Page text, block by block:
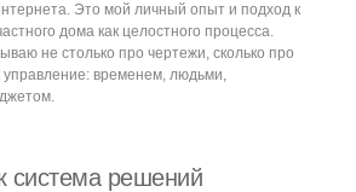
система решений
Это мой личный опыт и подход к
дома как целостного процесса.
не столько про чертежи, сколько про
управление: временем, людьми,